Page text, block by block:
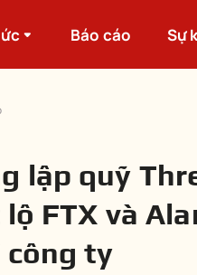
Báo cáo Sự
lập quỹ
FTX và
công ty